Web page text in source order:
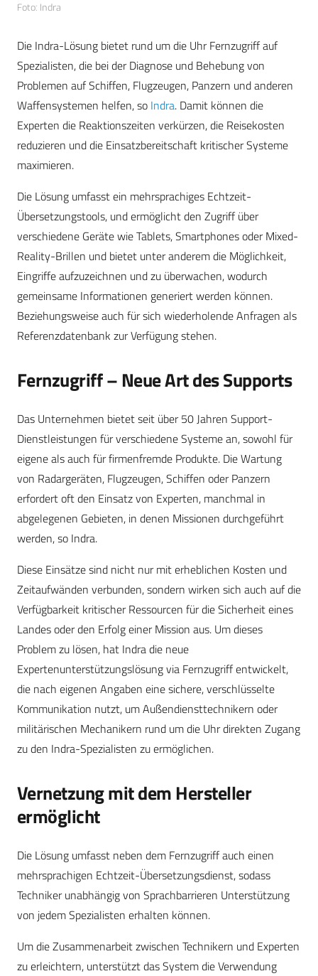
Foto: Indra
Die Indra-Lösung bietet rund um die Uhr Fernzugriff auf
Spezialisten, die bei der Diagnose und Behebung von
Problemen auf Schiffen, Flugzeugen, Panzern und anderen
Waffensystemen helfen, so Indra. Damit können die
Experten die Reaktionszeiten verkürzen, die Reisekosten
reduzieren und die Einsatzbereitschaft kritischer Systeme
maximieren.
Die Lösung umfasst ein mehrsprachiges Echtzeit-
Übersetzungstools, und ermöglicht den Zugriff über
verschiedene Geräte wie Tablets, Smartphones oder Mixed-
Reality-Brillen und bietet unter anderem die Möglichkeit,
Eingriffe aufzuzeichnen und zu überwachen, wodurch
gemeinsame Informationen generiert werden können.
Beziehungsweise auch für sich wiederholende Anfragen als
Referenzdatenbank zur Verfügung stehen.
Fernzugriff – Neue Art des Supports
Das Unternehmen bietet seit über 50 Jahren Support-
Dienstleistungen für verschiedene Systeme an, sowohl für
eigene als auch für firmenfremde Produkte. Die Wartung
von Radargeräten, Flugzeugen, Schiffen oder Panzern
erfordert oft den Einsatz von Experten, manchmal in
abgelegenen Gebieten, in denen Missionen durchgeführt
werden, so Indra.
Diese Einsätze sind nicht nur mit erheblichen Kosten und
Zeitaufwänden verbunden, sondern wirken sich auch auf die
Verfügbarkeit kritischer Ressourcen für die Sicherheit eines
Landes oder den Erfolg einer Mission aus. Um dieses
Problem zu lösen, hat Indra die neue
Expertenunterstützungslösung via Fernzugriff entwickelt,
die nach eigenen Angaben eine sichere, verschlüsselte
Kommunikation nutzt, um Außendiensttechnikern oder
militärischen Mechanikern rund um die Uhr direkten Zugang
zu den Indra-Spezialisten zu ermöglichen.
Vernetzung mit dem Hersteller
ermöglicht
Die Lösung umfasst neben dem Fernzugriff auch einen
mehrsprachigen Echtzeit-Übersetzungsdienst, sodass
Techniker unabhängig von Sprachbarrieren Unterstützung
von jedem Spezialisten erhalten können.
Um die Zusammenarbeit zwischen Technikern und Experten
zu erleichtern, unterstützt das System die Verwendung